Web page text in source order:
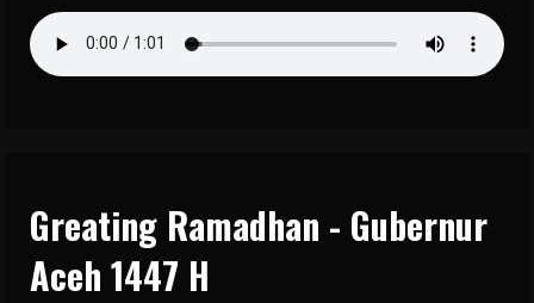
Greating Ramadhan - Gubernur
Aceh 1447 H